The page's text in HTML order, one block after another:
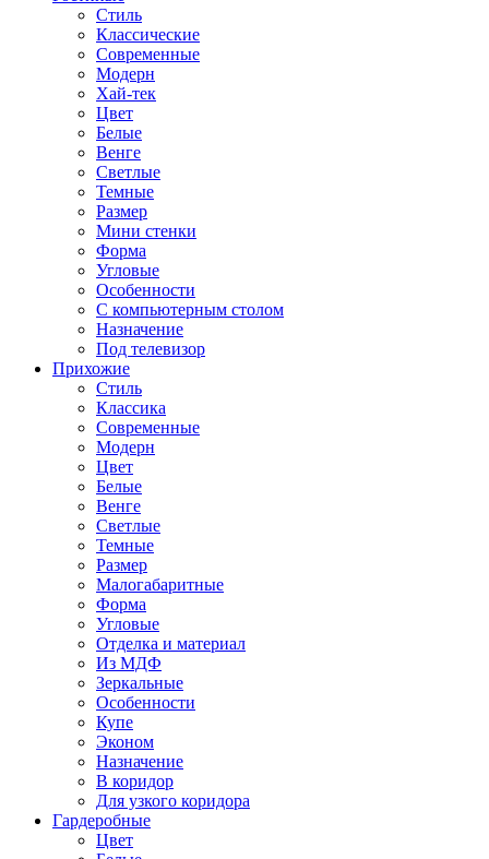
Стиль
Классические
Современные
Модерн
Хай-тек
Цвет
Белые
Венге
Светлые
Темные
Размер
Мини стенки
Форма
Угловые
Особенности
С компьютерным столом
Назначение
Под телевизор
Прихожие
Стиль
Классика
Современные
Модерн
Цвет
Белые
Венге
Светлые
Темные
Размер
Малогабаритные
Форма
Угловые
Отделка и материал
Из МДФ
Зеркальные
Особенности
Купе
Эконом
Назначение
В коридор
Для узкого коридора
Гардеробные
Цвет